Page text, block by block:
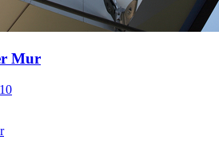
Mur